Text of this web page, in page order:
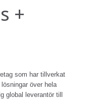
+
som har tillverkat
över hela
global leverantör till